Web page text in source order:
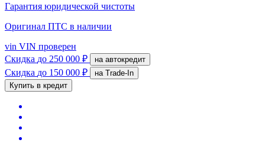
Гарантия юридической чистоты
Оригинал ПТС в наличии
vin VIN проверен
Скидка до 250 000 ₽ на автокредит
Скидка до 150 000 ₽
на Trade-In
Купить в кредит